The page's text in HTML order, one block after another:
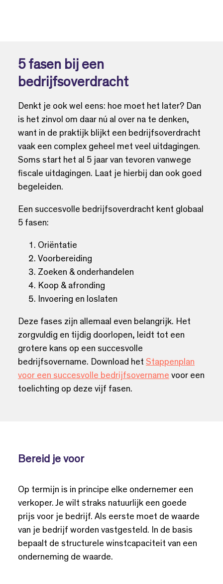
5 fasen bij een
bedrijfsoverdracht
Denkt je ook wel eens: hoe moet het later? Dan
is het zinvol om daar nú al over na te denken,
want in de praktijk blijkt een bedrijfsoverdracht
vaak een complex geheel met veel uitdagingen.
Soms start het al 5 jaar van tevoren vanwege
fiscale uitdagingen. Laat je hierbij dan ook goed
begeleiden.
Een succesvolle bedrijfsoverdracht kent globaal
5 fasen:
Oriëntatie
Voorbereiding
Zoeken & onderhandelen
Koop & afronding
Invoering en loslaten
Deze fases zijn allemaal even belangrijk. Het
zorgvuldig en tijdig doorlopen, leidt tot een
grotere kans op een succesvolle
bedrijfsovername. Download het Stappenplan
voor een succesvolle bedrijfsovername voor een
toelichting op deze vijf fasen.
Bereid je voor
Op termijn is in principe elke ondernemer een
verkoper. Je wilt straks natuurlijk een goede
prijs voor je bedrijf. Als eerste moet de waarde
van je bedrijf worden vastgesteld. In de basis
bepaalt de structurele winstcapaciteit van een
onderneming de waarde.